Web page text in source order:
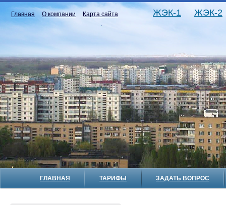
Главная О компании Карта сайта ЖЭК-1 ЖЭК-2
ГЛАВНАЯ ТАРИФЫ ЗАДАТЬ ВОПРОС